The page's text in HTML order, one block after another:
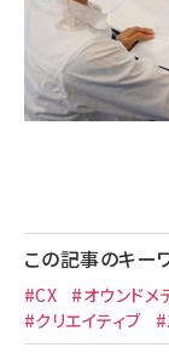
この記事のキー
#CX #オウンドメ
#クリエイティブ